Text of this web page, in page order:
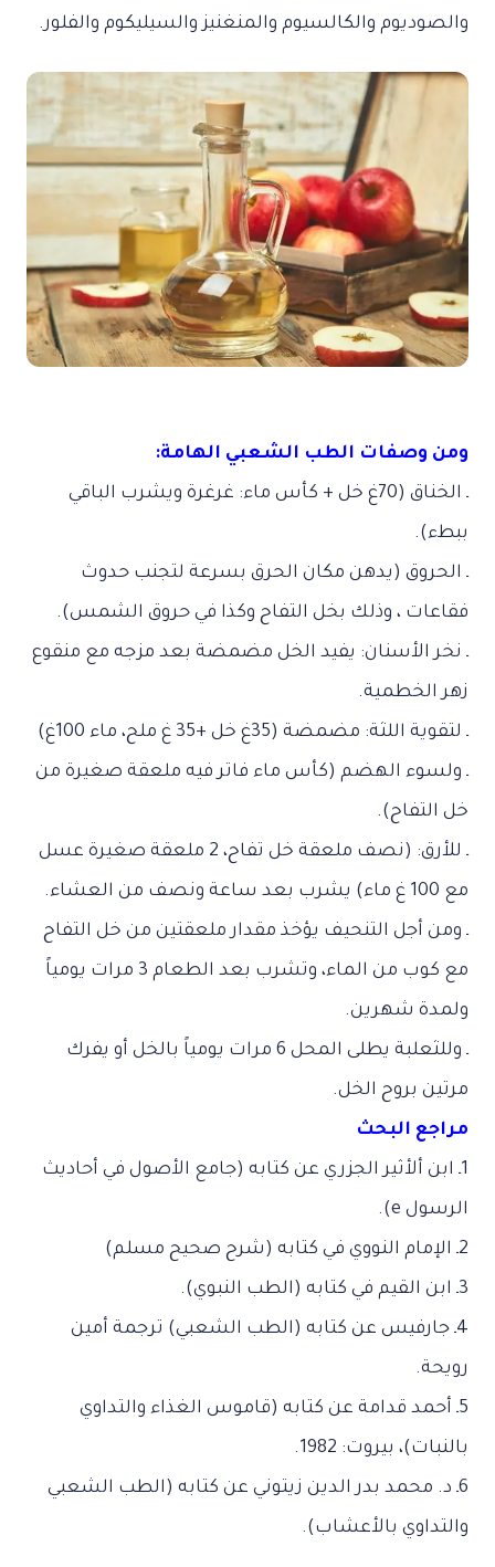
والصوديوم والكالسيوم والمنغنيز والسيليكوم والفلور.
ومن وصفات الطب الشعبي الهامة:
ـ الخناق (70غ خل + كأس ماء: غرغرة ويشرب الباقي
ببطء).
ـ الحروق (يدهن مكان الحرق بسرعة لتجنب حدوث
فقاعات ، وذلك بخل التفاح وكذا في حروق الشمس).
ـ نخر الأسنان: يفيد الخل مضمضة بعد مزجه مع منقوع
زهر الخطمية.
ـ لتقوية اللثة: مضمضة (35غ خل +35 غ ملح، ماء 100غ)
ـ ولسوء الهضم (كأس ماء فاتر فيه ملعقة صغيرة من
خل التفاح).
ـ للأرق: (نصف ملعقة خل تفاح، 2 ملعقة صغيرة عسل
مع 100 غ ماء) يشرب بعد ساعة ونصف من العشاء.
ـ ومن أجل التنحيف يؤخذ مقدار ملعقتين من خل التفاح
مع كوب من الماء، وتشرب بعد الطعام 3 مرات يومياً
ولمدة شهرين.
ـ وللثعلبة يطلى المحل 6 مرات يومياً بالخل أو يفرك
مرتين بروح الخل.
مراجع البحث
1ـ ابن ألأثير الجزري عن كتابه (جامع الأصول في أحاديث
الرسول e).
2ـ الإمام النووي في كتابه (شرح صحيح مسلم)
3ـ ابن القيم في كتابه (الطب النبوي).
4ـ جارفيس عن كتابه (الطب الشعبي) ترجمة أمين
رويحة.
5ـ أحمد قدامة عن كتابه (قاموس الغذاء والتداوي
بالنبات)، بيروت: 1982.
6ـ د. محمد بدر الدين زيتوني عن كتابه (الطب الشعبي
والتداوي بالأعشاب).